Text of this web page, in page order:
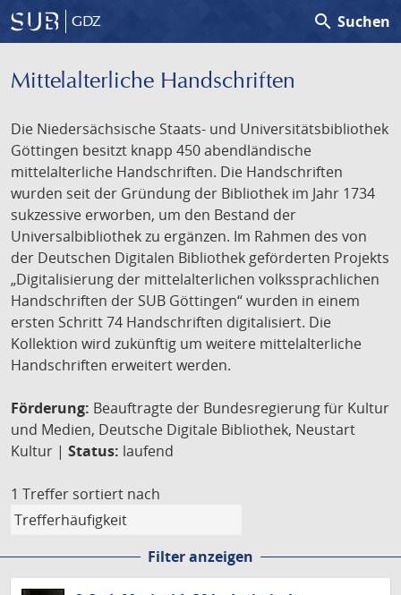
GDZ search Suchen
Mittelalterliche Handschriften
Die Niedersächsische Staats- und Universitätsbibliothek
Göttingen besitzt knapp 450 abendländische
mittelalterliche Handschriften. Die Handschriften
wurden seit der Gründung der Bibliothek im Jahr 1734
sukzessive erworben, um den Bestand der
Universalbibliothek zu ergänzen. Im Rahmen des von
der Deutschen Digitalen Bibliothek geförderten Projekts
„Digitalisierung der mittelalterlichen volkssprachlichen
Handschriften der SUB Göttingen“ wurden in einem
ersten Schritt 74 Handschriften digitalisiert. Die
Kollektion wird zukünftig um weitere mittelalterliche
Handschriften erweitert werden.
Förderung: Beauftragte der Bundesregierung für Kultur
und Medien, Deutsche Digitale Bibliothek, Neustart
Kultur | Status: laufend
1 Treffer sortiert nach
Filter anzeigen